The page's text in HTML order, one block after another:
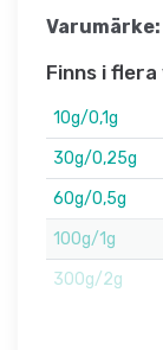
Varumärke:
Finns i
10g/0,1g
30g/0,25g
60g/0,5g
100g/1g
300g/2g